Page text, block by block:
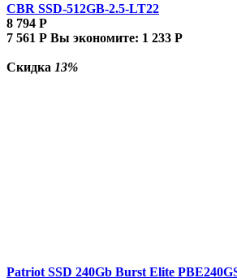
CBR SSD-512GB-2.5-LT22
8 794 Р
7 561 Р Вы экономите: 1 233 Р
Скидка 13%
Patriot SSD 240Gb Burst Elite